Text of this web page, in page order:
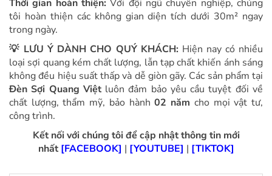
Thời gian hoàn thiện: Với đội ngũ chuyên nghiệp, chúng
tôi hoàn thiện các không gian diện tích dưới 30m² ngay
trong ngày.
💡 LƯU Ý DÀNH CHO QUÝ KHÁCH: Hiện nay có nhiều
loại sợi quang kém chất lượng, lẫn tạp chất khiến ánh sáng
không đều hiệu suất thấp và dễ giòn gãy. Các sản phẩm tại
Đèn Sợi Quang Việt luôn đảm bảo yêu cầu tuyệt đối về
chất lượng, thẩm mỹ, bảo hành02 năm cho mọi vật tư,
công trình.
Kết nối với chúng tôi để cập nhật thông tin mới
nhất [FACEBOOK] | [YOUTUBE] | [TIKTOK]